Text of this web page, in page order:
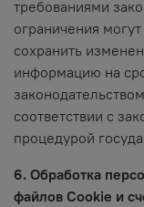
требованиями
ограничения
сохранить
информацию на
соответствии с
процедурой
6. Обработка
файлов Cookie и